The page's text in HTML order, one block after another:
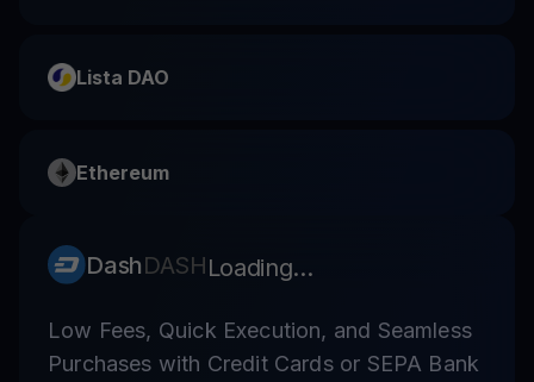
Lista DAO
Ethereum
DashDASHLoading...
Low Fees, Quick Execution, and Seamless
Purchases with Credit Cards or SEPA Bank